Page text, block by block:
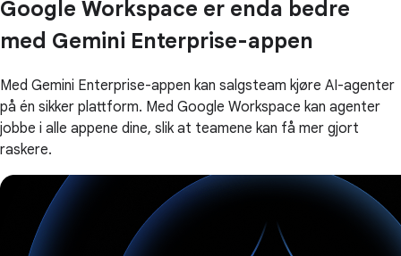
Google Workspace er enda bedre
med Gemini Enterprise-appen
Med Gemini Enterprise-appen kan salgsteam kjøre AI-agenter
på én sikker plattform. Med Google Workspace kan agenter
jobbe i alle appene dine, slik at teamene kan få mer gjort
raskere.